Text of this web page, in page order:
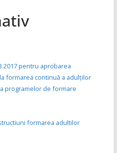
pentru aprobarea
formarea continuă a adulților
programelor de formare
formarea adultilor